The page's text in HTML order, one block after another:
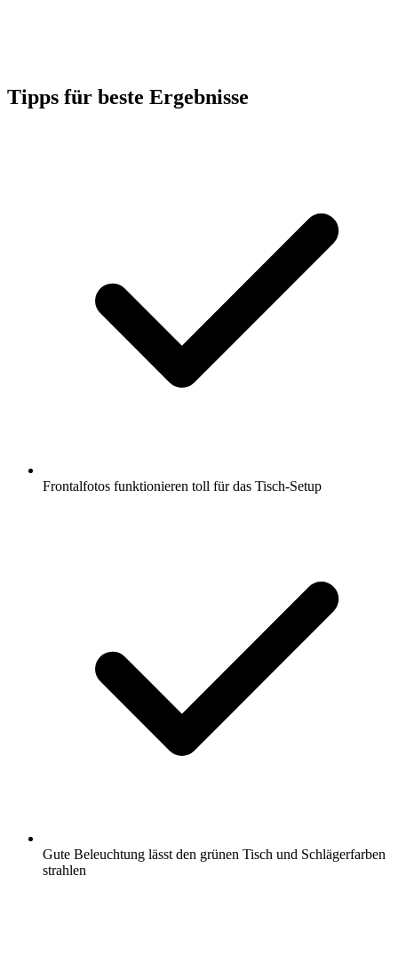
Tipps für beste Ergebnisse
Frontalfotos funktionieren toll für das Tisch-Setup
Gute Beleuchtung lässt den grünen Tisch und Schlägerfarben
strahlen